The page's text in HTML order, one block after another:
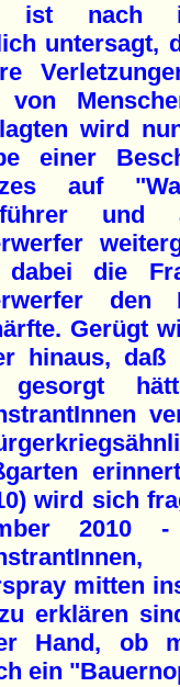
ist nach
untersagt,
von
wird
einer
auf
und
dabei die
den
Gerügt
hinaus, daß
gesorgt
wird sich
2010
mitten
erklären
Hand, ob
ein